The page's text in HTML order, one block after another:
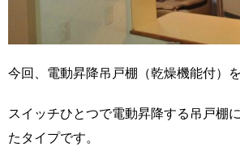
今回、電動昇降吊戸棚（乾燥機能付）
スイッチひとつで電動昇降する吊戸棚
たタイプです。